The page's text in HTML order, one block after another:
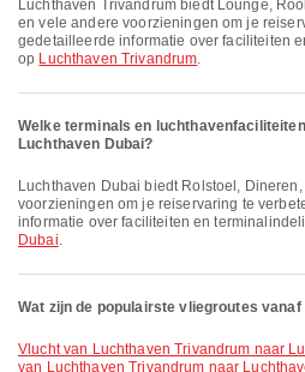
Luchthaven Trivandrum biedt Lounge, Rookruimte, Kliniek en Apotheken
en vele andere voorzieningen om je
gedetailleerde informatie over faciliteiten
op Luchthaven Trivandrum.
Welke terminals en
Luchthaven Dubai?
Luchthaven Dubai biedt Rolstoel, Dineren, Rookruimte en vele andere
voorzieningen om je reiservaring te
informatie over faciliteiten en
Dubai.
Wat zijn de populairste vliegroutes
vlucht van Luchthaven Trivandrum naar
van Luchthaven Trivandrum naar